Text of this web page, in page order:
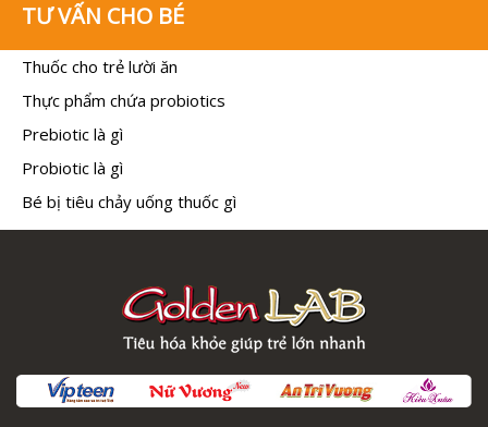
TƯ VẤN CHO BÉ
Thuốc cho trẻ lười ăn
Thực phẩm chứa probiotics
Prebiotic là gì
Probiotic là gì
Bé bị tiêu chảy uống thuốc gì